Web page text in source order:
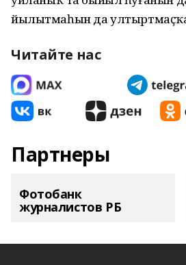
йылытмаһын да
Читайте нас
Партнеры
Фотобанк
журналистов РБ